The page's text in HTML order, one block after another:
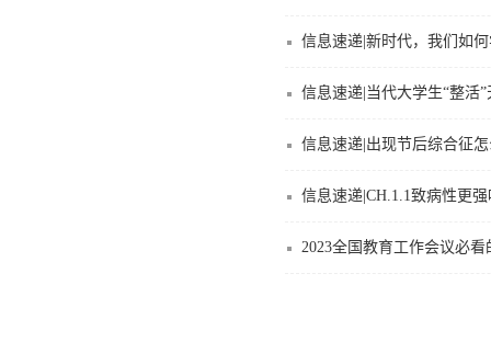
信息速递|新时代，我们如
信息速递|当代大学生“整活
信息速递|出现节后综合征
信息速递|CH.1.1致病性更
2023全国教育工作会议必